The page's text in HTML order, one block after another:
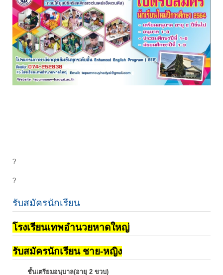
?
?
รับสมัครนักเรียน
โรงเรียนเทพอำนวยหาดใหญ่
รับสมัครนักเรียน ชาย-หญิง
ชั้นเตรียมอนุบาล(อายุ 2 ขวบ)